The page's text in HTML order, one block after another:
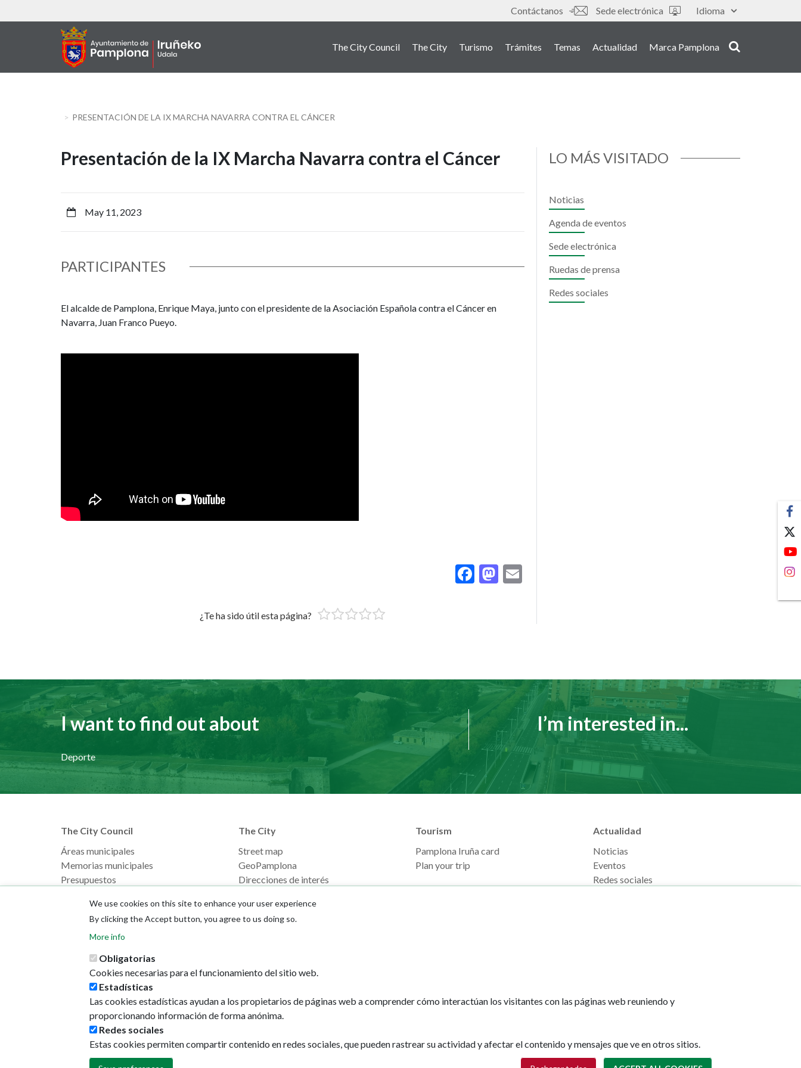
to
Idioma
Tools
Contáctanos Sede electrónica
The City Council The City Turismo Trámites Temas Actualidad Marca Pamplona
PRESENTACIÓN DE LA IX MARCHA NAVARRA CONTRA EL CÁNCER
Presentación
la
Marcha
contra
Presentación de la IX Marcha Navarra contra el Cáncer
May 11, 2023
PARTICIPANTES
El alcalde de Pamplona, Enrique Maya, junto con el presidente de la Asociación Española contra el Cáncer en
Navarra, Juan Franco Pueyo.
Facebook
Mastodon
¿Te ha sido útil esta página?
LO MÁS VISITADO
Noticias
Agenda de eventos
Sede electrónica
Ruedas de prensa
Redes sociales
I want to find out about
Deporte
I’m interested in...
The City Council
Áreas municipales
Memorias municipales
Presupuestos
The City
Street map
GeoPamplona
Direcciones de interés
Tourism
Pamplona Iruña card
Plan your trip
Actualidad
Noticias
Eventos
Redes sociales
Ayuntamiento de Pamplona
948 420 100
pamplona@pamplona.es
Footer
Aviso legal
Accesibilidad
We use cookies on this site to enhance your user experience
By clicking the Accept button, you agree to us doing so.
More info
Obligatorias
Cookies necesarias para el funcionamiento del sitio web.
Estadísticas
Las cookies estadísticas ayudan a los propietarios de páginas web a comprender cómo interactúan los visitantes con las páginas web reuniendo y
proporcionando información de forma anónima.
Redes sociales
Estas cookies permiten compartir contenido en redes sociales, que pueden rastrear su actividad y afectar el contenido y mensajes que ve en otros sitios.
Withdraw consent